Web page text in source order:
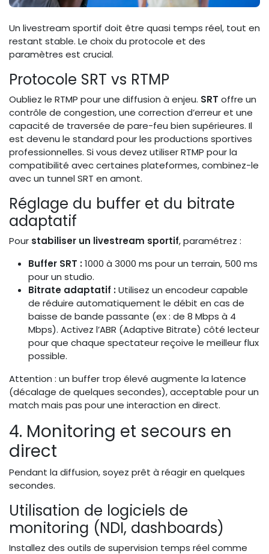
Un livestream sportif doit être quasi temps réel, tout en
restant stable. Le choix du protocole et des
paramètres est crucial.
Protocole SRT vs RTMP
Oubliez le RTMP pour une diffusion à enjeu. SRT offre un
contrôle de congestion, une correction d’erreur et une
capacité de traversée de pare-feu bien supérieures. Il
est devenu le standard pour les productions sportives
professionnelles. Si vous devez utiliser RTMP pour la
compatibilité avec certaines plateformes, combinez-le
avec un tunnel SRT en amont.
Réglage du buffer et du bitrate
adaptatif
Pour stabiliser un livestream sportif, paramétrez :
Buffer SRT :1000 à 3000 ms pour un terrain, 500 ms
pour un studio.
Bitrate adaptatif :Utilisez un encodeur capable
de réduire automatiquement le débit en cas de
baisse de bande passante (ex : de 8 Mbps à 4
Mbps). Activez l’ABR (Adaptive Bitrate) côté lecteur
pour que chaque spectateur reçoive le meilleur flux
possible.
Attention : un buffer trop élevé augmente la latence
(décalage de quelques secondes), acceptable pour un
match mais pas pour une interaction en direct.
4. Monitoring et secours en
direct
Pendant la diffusion, soyez prêt à réagir en quelques
secondes.
Utilisation de logiciels de
monitoring (NDI, dashboards)
Installez des outils de supervision temps réel comme